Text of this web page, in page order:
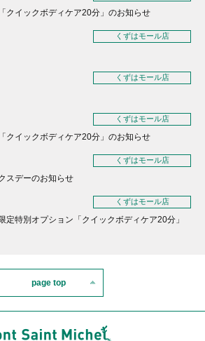
クイックボディケア20分」のお知らせ
くずはモール店
くずはモール店
くずはモール店
クイックボディケア20分」のお知らせ
くずはモール店
スデーのお知らせ
くずはモール店
定特別オプション「クイックボディケア20分」
page top